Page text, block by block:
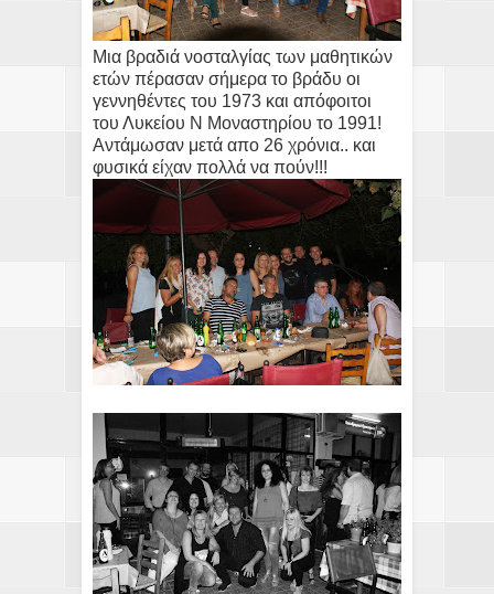
Μια βραδιά νοσταλγίας των μαθητικών
ετών πέρασαν σήμερα το βράδυ οι
γεννηθέντες του 1973 και απόφοιτοι
του Λυκείου Ν Μοναστηρίου το 1991!
Αντάμωσαν μετά απο 26 χρόνια.. και
φυσικά είχαν πολλά να πούν!!!